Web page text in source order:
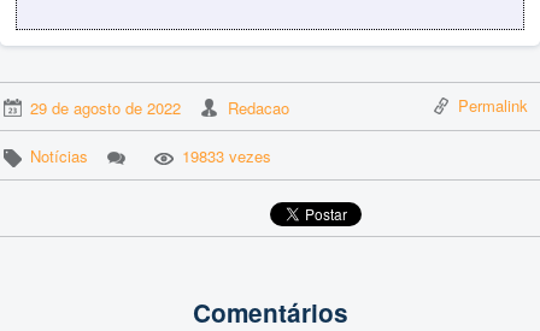
29 de agosto de 2022 Redacao Permalink
Notícias 19833 vezes
Comentários